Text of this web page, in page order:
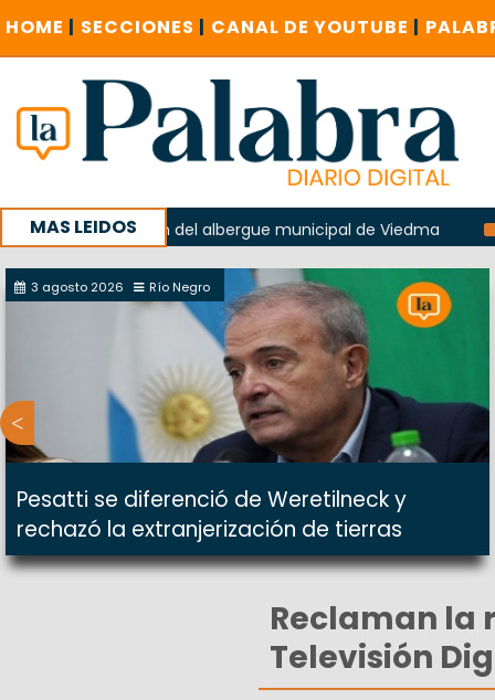
HOME | SECCIONES | CANAL DE YOUTUBE |
MAS LEIDOS
explosión del albergue municipal de Viedma La
con un encuentro provincial en Roca
3 agosto 2026 Río Negro
Pesatti se diferenció de Weretilneck y
rechazó la extranjerización de tierras
Reclaman la
Televisión